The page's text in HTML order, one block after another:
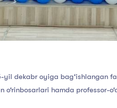
dekabr oyiga bag‘ishlangan
hamda professor-